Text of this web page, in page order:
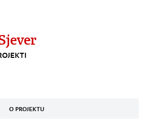
O PROJEKTU